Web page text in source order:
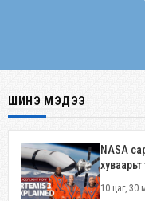
ШИНЭ МЭДЭЭ
NASA
хуваарьт
10 цаг, 30